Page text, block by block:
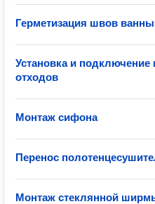
Герметизация швов ванны
Установка и подключение
отходов
Монтаж сифона
Перенос
Монтаж стеклянной